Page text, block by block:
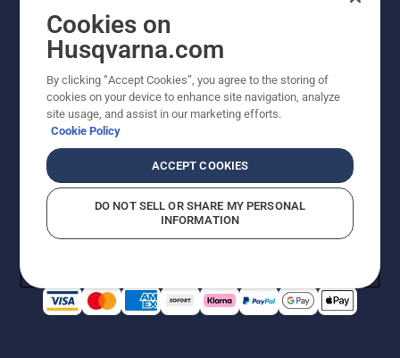
© Husqvarna® AB (publ). Alle Rechte vorbehalten. Die
Preisangaben sind unverbindliche Preisempfehlungen
von Husqvarna Schweiz AG an den teilnehmenden
Fachhandel, Preise in CHF inklusive 8,1% MWST und
unverbindliche Preisempfehlungen (inkl. MwSt), es sei
denn sie sind für den direkten Kauf verfügbar.
Cookie-RichtlinieNutzungsbedingungen Datenschutzerklärung
Vermutete Verstöße melden
Cookies on
Husqvarna.com
By clicking “Accept Cookies”, you agree to the storing of
cookies on your device to enhance site navigation, analyze
site usage, and assist in our marketing efforts.
Cookie Policy
ACCEPT COOKIES
DO NOT SELL OR SHARE MY PERSONAL
INFORMATION